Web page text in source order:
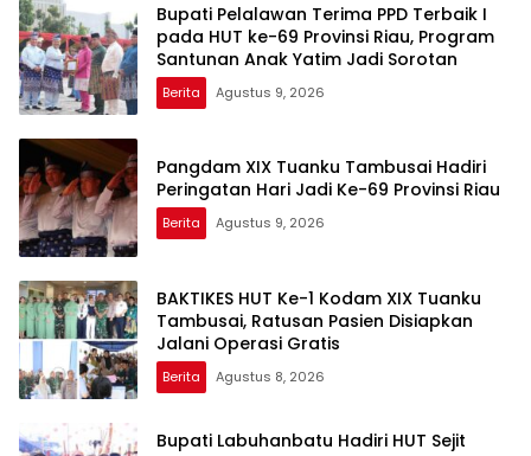
Bupati Pelalawan Terima PPD Terbaik I
pada HUT ke-69 Provinsi Riau, Program
Santunan Anak Yatim Jadi Sorotan
Berita Agustus 9, 2026
Pangdam XIX Tuanku Tambusai Hadiri
Peringatan Hari Jadi Ke-69 Provinsi Riau
Berita Agustus 9, 2026
BAKTIKES HUT Ke-1 Kodam XIX Tuanku
Tambusai, Ratusan Pasien Disiapkan
Jalani Operasi Gratis
Berita Agustus 8, 2026
Bupati Labuhanbatu Hadiri HUT Sejit